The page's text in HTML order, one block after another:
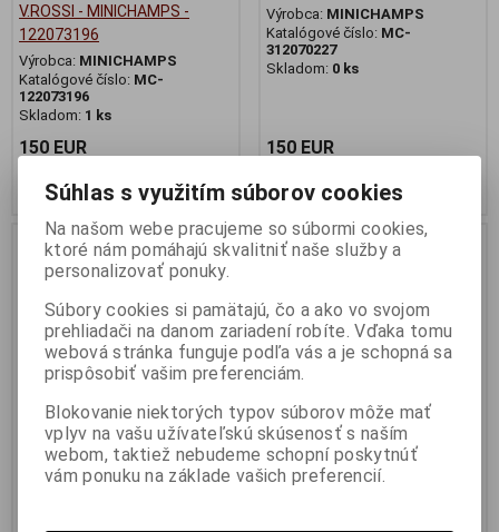
V.ROSSI - MINICHAMPS -
122073196
Výrobca: MINICHAMPS
Katalógové číslo: MC-
122073196
Skladom: 1 ks
150 EUR
Pridať do košíka
Výrobca: MINICHAMPS
Katalógové číslo: MC-
312070227
Skladom: 0 ks
150 EUR
Pridať do košíka
Nie ja na sklade
1:12 HONDA NSR 500 NA
1:12 HONDA RC 211V
Súhlas s využitím súborov cookies
Na našom webe pracujeme so súbormi cookies,
ktoré nám pomáhajú skvalitniť naše služby a
personalizovať ponuky.
Súbory cookies si pamätajú, čo a ako vo svojom
prehliadači na danom zariadení robíte. Vďaka tomu
webová stránka funguje podľa vás a je schopná sa
prispôsobiť vašim preferenciám.
Blokovanie niektorých typov súborov môže mať
vplyv na vašu užívateľskú skúsenosť s naším
webom, taktiež nebudeme schopní poskytnúť
vám ponuku na základe vašich preferencií.